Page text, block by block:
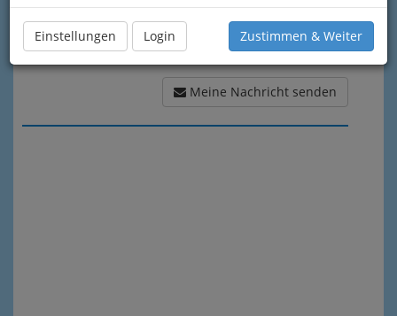
Einstellungen Login Zustimmen & Weiter
Meine Nachricht senden